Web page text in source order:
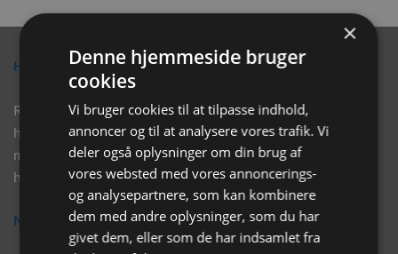
Hvorfor vælge Rabbitpet?
Rabbitpet sælger ikke kun kvalitetsprodukter såsom, foder,
hø, aktivering, strøelse mm. til vores kunder. Vi hjælper også
med rådgivning, så tøv ikke med at skrive eller ring til os for
hjælp..
Nyhedsbrev
×
Denne hjemmeside bruger
cookies
Vi bruger cookies til at tilpasse indhold,
annoncer og til at analysere vores trafik. Vi
deler også oplysninger om din brug af
vores websted med vores annoncerings-
og analysepartnere, som kan kombinere
dem med andre oplysninger, som du har
givet dem, eller som de har indsamlet fra